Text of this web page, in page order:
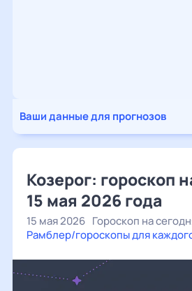
Ваши данные для прогнозов
Козерог: гороскоп
15 мая 2026 года
15 мая 2026 Гороскоп на
Рамблер/гороскопы для